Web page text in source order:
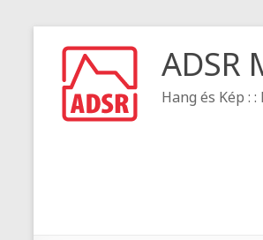
ADSR
Hang és Kép :